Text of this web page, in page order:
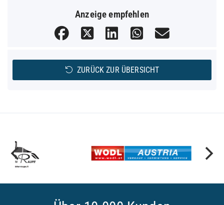
Anzeige empfehlen
ZURÜCK ZUR ÜBERSICHT